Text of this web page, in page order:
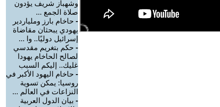
وشهباز شريف يؤدون
صلاة الجمع ...
- حاخام بارز وملياردير
يهودي يبحثان مقاضاة
إسرائيل دوليًا.. وا ...
- حكم بتغريم مقدسي
لصالح الحاخام يهودا
غليك.. إليكم السبب
- حاخام اليهود الأكبر في
روسيا: يمكن تسوية
النزاعات في العالم ...
- بيان الدول العربية